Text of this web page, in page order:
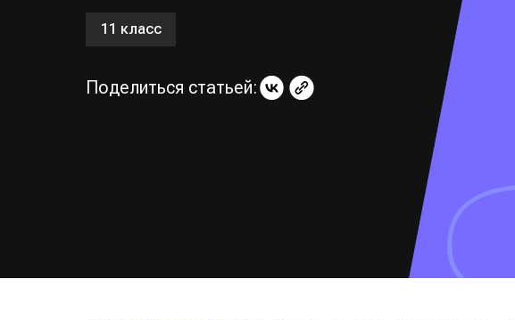
11 класс
Поделиться статьей: